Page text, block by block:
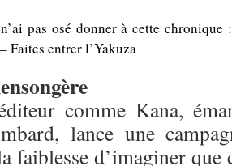
pas osé donner à cette chronique
Faites entrer l’Yakuza
comme Kana,
lance une
faiblesse d’imaginer que